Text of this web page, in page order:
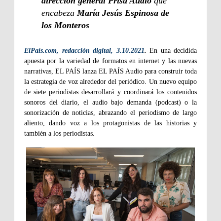
encabezaMaría Jesús Espinosa de
los Monteros
ElPaís.com, redacción digital, 3.10.2021. En una decidida
apuesta por la variedad de formatos en internet y las nuevas
narrativas, EL PAÍS lanza EL PAÍS Audio para construir toda
la estrategia de voz alrededor del periódico. Un nuevo equipo
de siete periodistas desarrollará y coordinará los contenidos
sonoros del diario, el audio bajo demanda (podcast) o la
sonorización de noticias, abrazando el periodismo de largo
aliento, dando voz a los protagonistas de las historias y
también a los periodistas.